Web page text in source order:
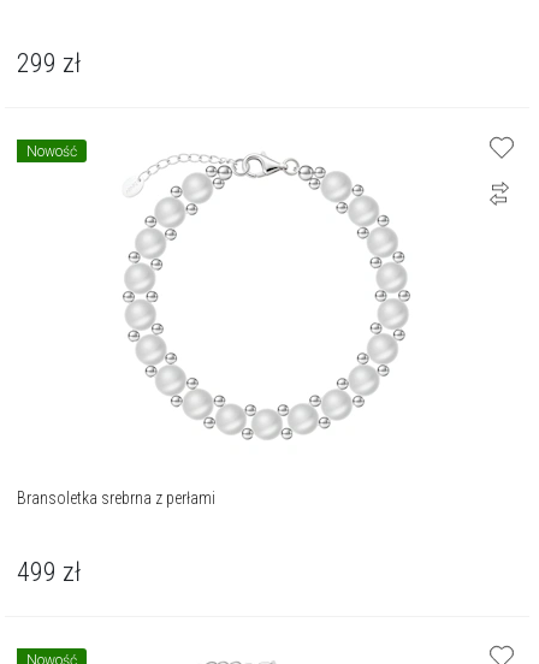
299 zł
Nowość
Bransoletka srebrna z perłami
499 zł
Nowość